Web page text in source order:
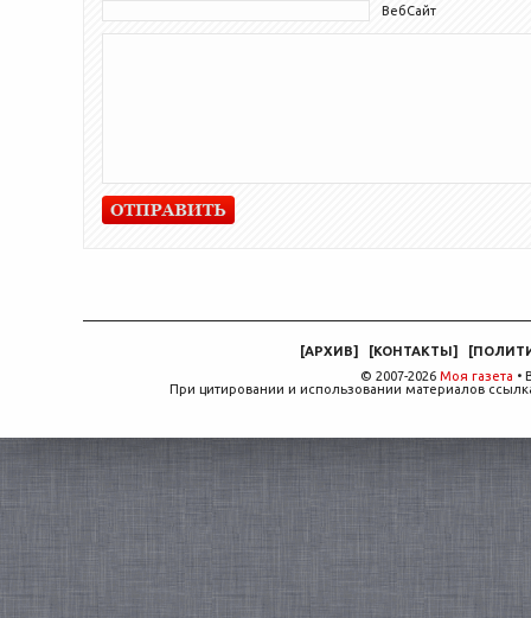
ВебСайт
[АРХИВ] [КОНТАКТЫ] [
© 2007-2026 Моя газета •
При цитировании и использовании материалов